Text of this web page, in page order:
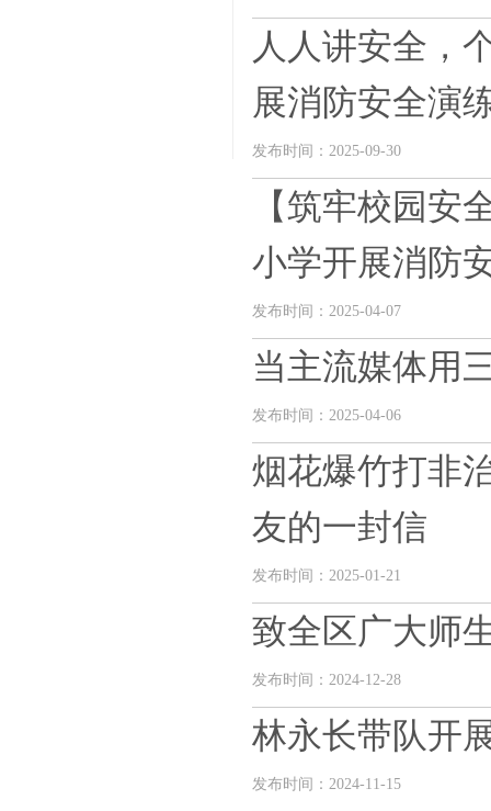
人人讲安全，
展消防安全演
发布时间：2025-09-30
【筑牢校园安
小学开展消防
发布时间：2025-04-07
当主流媒体用
发布时间：2025-04-06
烟花爆竹打非
友的一封信
发布时间：2025-01-21
致全区广大师
发布时间：2024-12-28
林永长带队开
发布时间：2024-11-15